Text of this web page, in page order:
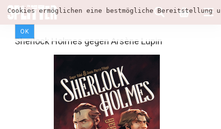
Cookies ermöglichen eine bestmögliche
OK
Sherlock Holmes gegen Arsène Lupin